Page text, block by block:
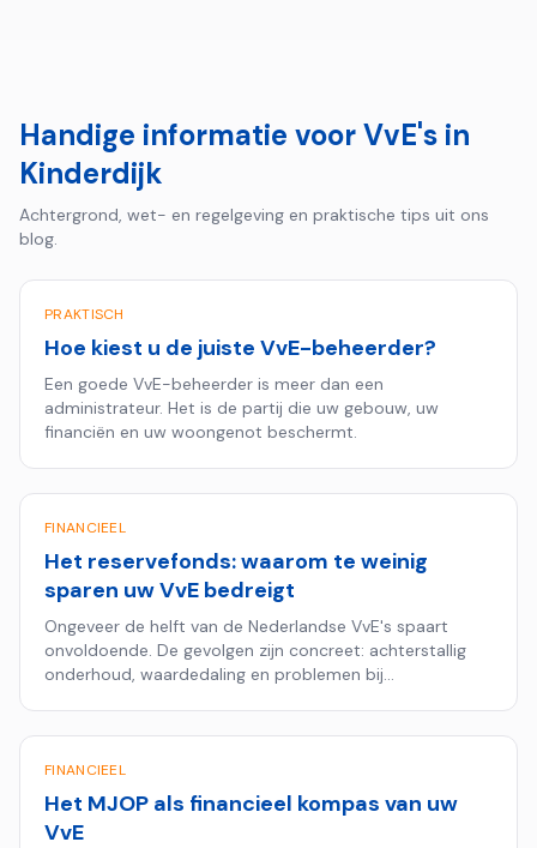
Handige informatie voor VvE's in
Kinderdijk
Achtergrond, wet- en regelgeving en praktische tips uit ons
blog.
PRAKTISCH
Hoe kiest u de juiste VvE-beheerder?
Een goede VvE-beheerder is meer dan een
administrateur. Het is de partij die uw gebouw, uw
financiën en uw woongenot beschermt.
FINANCIEEL
Het reservefonds: waarom te weinig
sparen uw VvE bedreigt
Ongeveer de helft van de Nederlandse VvE's spaart
onvoldoende. De gevolgen zijn concreet: achterstallig
onderhoud, waardedaling en problemen bij
FINANCIEEL
Het MJOP als financieel kompas van uw
VvE